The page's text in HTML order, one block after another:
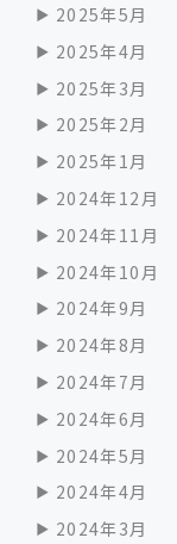
2025年5月
2025年4月
2025年3月
2025年2月
2025年1月
2024年12月
2024年11月
2024年10月
2024年9月
2024年8月
2024年7月
2024年6月
2024年5月
2024年4月
2024年3月